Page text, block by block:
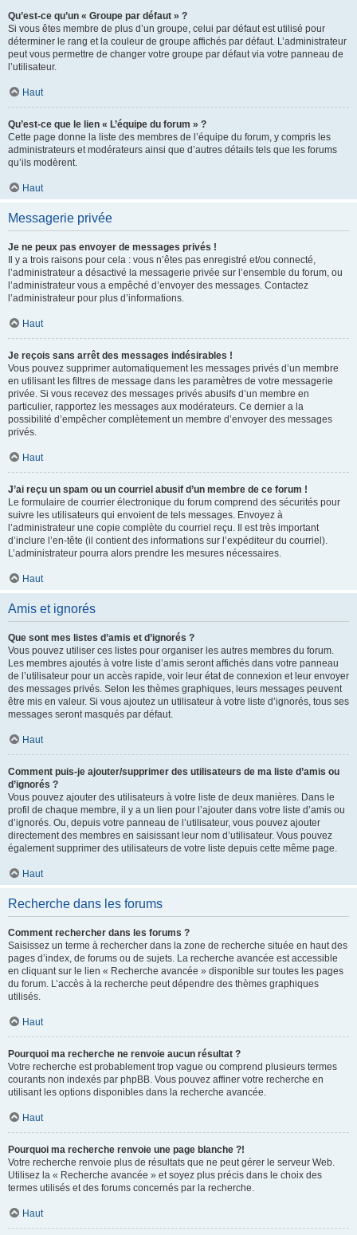
Qu’est-ce qu’un « Groupe par défaut » ?
Si vous êtes membre de plus d’un groupe, celui par défaut est utilisé pour
déterminer le rang et la couleur de groupe affichés par défaut. L’administrateur
peut vous permettre de changer votre groupe par défaut via votre panneau de
l’utilisateur.
Haut
Qu’est-ce que le lien « L’équipe du forum » ?
Cette page donne la liste des membres de l’équipe du forum, y compris les
administrateurs et modérateurs ainsi que d’autres détails tels que les forums
qu’ils modèrent.
Haut
Messagerie privée
Je ne peux pas envoyer de messages privés !
Il y a trois raisons pour cela : vous n’êtes pas enregistré et/ou connecté,
l’administrateur a désactivé la messagerie privée sur l’ensemble du forum, ou
l’administrateur vous a empêché d’envoyer des messages. Contactez
l’administrateur pour plus d’informations.
Haut
Je reçois sans arrêt des messages indésirables !
Vous pouvez supprimer automatiquement les messages privés d’un membre
en utilisant les filtres de message dans les paramètres de votre messagerie
privée. Si vous recevez des messages privés abusifs d’un membre en
particulier, rapportez les messages aux modérateurs. Ce dernier a la
possibilité d’empêcher complètement un membre d’envoyer des messages
privés.
Haut
J’ai reçu un spam ou un courriel abusif d’un membre de ce forum !
Le formulaire de courrier électronique du forum comprend des sécurités pour
suivre les utilisateurs qui envoient de tels messages. Envoyez à
l’administrateur une copie complète du courriel reçu. Il est très important
d’inclure l’en-tête (il contient des informations sur l’expéditeur du courriel).
L’administrateur pourra alors prendre les mesures nécessaires.
Haut
Amis et ignorés
Que sont mes listes d’amis et d’ignorés ?
Vous pouvez utiliser ces listes pour organiser les autres membres du forum.
Les membres ajoutés à votre liste d’amis seront affichés dans votre panneau
de l’utilisateur pour un accès rapide, voir leur état de connexion et leur envoyer
des messages privés. Selon les thèmes graphiques, leurs messages peuvent
être mis en valeur. Si vous ajoutez un utilisateur à votre liste d’ignorés, tous ses
messages seront masqués par défaut.
Haut
Comment puis-je ajouter/supprimer des utilisateurs de ma liste d’amis ou
d’ignorés ?
Vous pouvez ajouter des utilisateurs à votre liste de deux manières. Dans le
profil de chaque membre, il y a un lien pour l’ajouter dans votre liste d’amis ou
d’ignorés. Ou, depuis votre panneau de l’utilisateur, vous pouvez ajouter
directement des membres en saisissant leur nom d’utilisateur. Vous pouvez
également supprimer des utilisateurs de votre liste depuis cette même page.
Haut
Recherche dans les forums
Comment rechercher dans les forums ?
Saisissez un terme à rechercher dans la zone de recherche située en haut des
pages d’index, de forums ou de sujets. La recherche avancée est accessible
en cliquant sur le lien « Recherche avancée » disponible sur toutes les pages
du forum. L’accès à la recherche peut dépendre des thèmes graphiques
utilisés.
Haut
Pourquoi ma recherche ne renvoie aucun résultat ?
Votre recherche est probablement trop vague ou comprend plusieurs termes
courants non indexés par phpBB. Vous pouvez affiner votre recherche en
utilisant les options disponibles dans la recherche avancée.
Haut
Pourquoi ma recherche renvoie une page blanche ?!
Votre recherche renvoie plus de résultats que ne peut gérer le serveur Web.
Utilisez la « Recherche avancée » et soyez plus précis dans le choix des
termes utilisés et des forums concernés par la recherche.
Haut